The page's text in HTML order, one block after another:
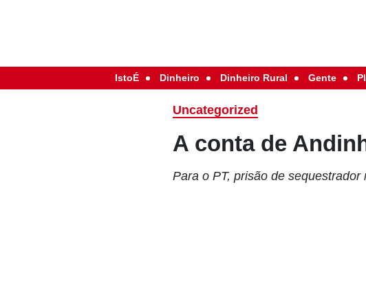
IstoÉ Dinheiro Dinheiro Rural Gente
Uncategorized
A conta de
Para o PT, prisão de